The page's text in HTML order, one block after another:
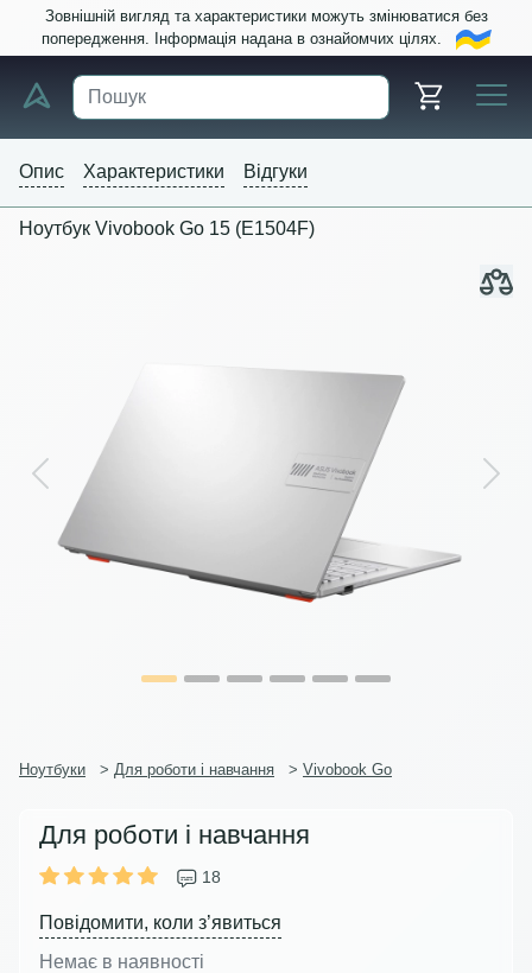
Зовнішній вигляд та характеристики можуть змінюватися без
попередження. Інформація надана в ознайомчих цілях.
Опис Характеристики Відгуки
Ноутбук Vivobook Go 15 (E1504F)
Previous Next
Ноутбуки > Для роботи і навчання > Vivobook Go
Для роботи і навчання
18
Повідомити, коли з’явиться
Немає в наявності